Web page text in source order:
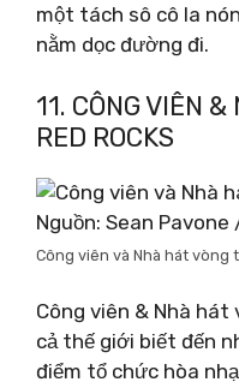
một tách sô cô la
nằm dọc đường đi.
11. CÔNG VIÊN
RED ROCKS
Nguồn: Sean
Công viên và Nhà hát vòng
Công viên & Nhà
cả thế giới biết đến
điểm tổ chức hòa